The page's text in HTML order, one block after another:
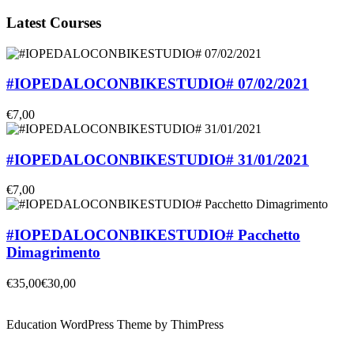
Latest Courses
#IOPEDALOCONBIKESTUDIO# 07/02/2021
€7,00
#IOPEDALOCONBIKESTUDIO# 31/01/2021
€7,00
#IOPEDALOCONBIKESTUDIO# Pacchetto
Dimagrimento
€35,00€30,00
Education WordPress Theme by ThimPress